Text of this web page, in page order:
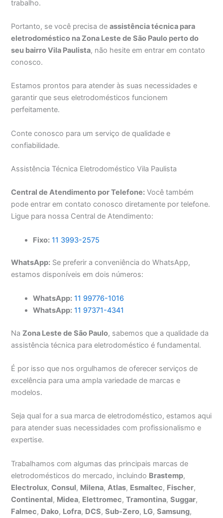
trabalho.
Portanto, se você precisa deassistência técnica para
eletrodoméstico na Zona Leste de São Paulo perto do
seu bairro Vila Paulista, não hesite em entrar em contato
conosco.
Estamos prontos para atender às suas necessidades e
garantir que seus eletrodomésticos funcionem
perfeitamente.
Conte conosco para um serviço de qualidade e
confiabilidade.
Assistência Técnica Eletrodoméstico Vila Paulista
Central de Atendimento por Telefone: Você também
pode entrar em contato conosco diretamente por telefone.
Ligue para nossa Central de Atendimento:
Fixo: 11 3993-2575
WhatsApp: Se preferir a conveniência do WhatsApp,
estamos disponíveis em dois números:
WhatsApp: 11 99776-1016
WhatsApp: 11 97371-4341
NaZona Leste de São Paulo, sabemos que a qualidade da
assistência técnica para eletrodoméstico é fundamental.
É por isso que nos orgulhamos de oferecer serviços de
excelência para uma ampla variedade de marcas e
modelos.
Seja qual for a sua marca de eletrodoméstico, estamos aqui
para atender suas necessidades com profissionalismo e
expertise.
Trabalhamos com algumas das principais marcas de
eletrodomésticos do mercado, incluindo Brastemp,
Electrolux,Consul, Milena,Atlas, Esmaltec, Fischer,
Continental, Midea, Elettromec,Tramontina,Suggar,
Falmec, Dako, Lofra, DCS,Sub-Zero, LG,Samsung,